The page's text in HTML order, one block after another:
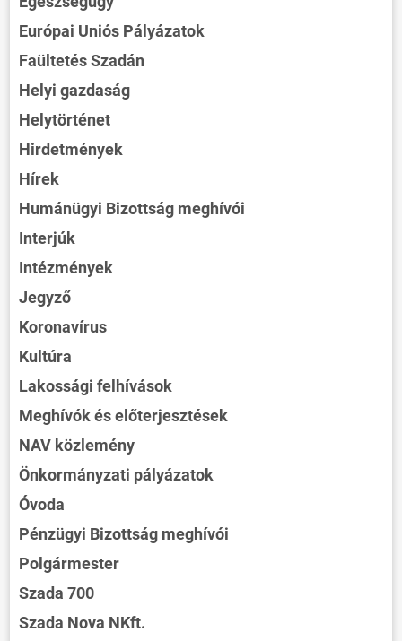
Európai Uniós Pályázatok
Faültetés Szadán
Helyi gazdaság
Helytörténet
Hirdetmények
Hírek
Humánügyi Bizottság meghívói
Interjúk
Intézmények
Jegyző
Koronavírus
Kultúra
Lakossági felhívások
Meghívók és előterjesztések
NAV közlemény
Önkormányzati pályázatok
Óvoda
Pénzügyi Bizottság meghívói
Polgármester
Szada 700
Szada Nova NKft.